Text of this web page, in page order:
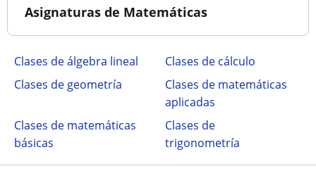
Asignaturas de Matemáticas
Clases de álgebra lineal
Clases de cálculo
Clases de geometría
Clases de matemáticas
aplicadas
Clases de matemáticas
básicas
Clases de
trigonometría